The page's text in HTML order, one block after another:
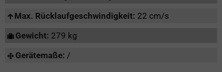
Max. Rücklaufgeschwindigkeit: 22 cm/s
Gewicht: 279 kg
Gerätemaße: /